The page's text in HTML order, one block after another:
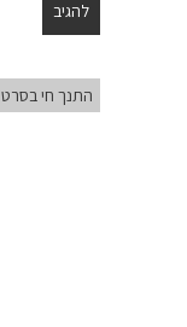
התנך חי בסרט